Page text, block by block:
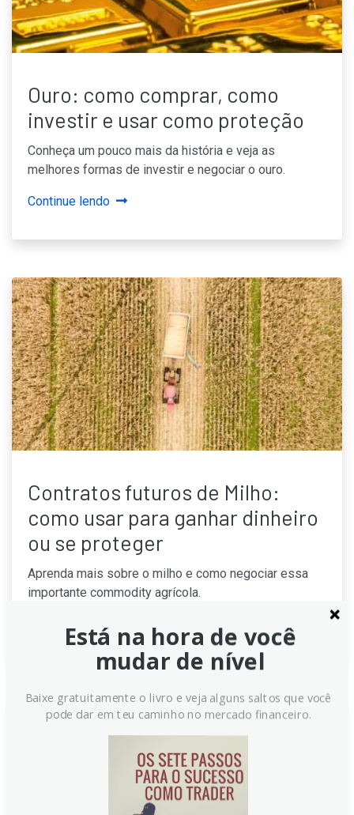
Ouro: como comprar, como
investir e usar como proteção
Conheça um pouco mais da história e veja as
melhores formas de investir e negociar o ouro.
Continue lendo
Contratos futuros de Milho:
como usar para ganhar dinheiro
ou se proteger
Aprenda mais sobre o milho e como negociar essa
importante commodity agrícola.
Continue lendo
Está na hora de você
mudar de nível
Baixe gratuitamente o livro e veja alguns saltos que você
pode dar em teu caminho no mercado financeiro.